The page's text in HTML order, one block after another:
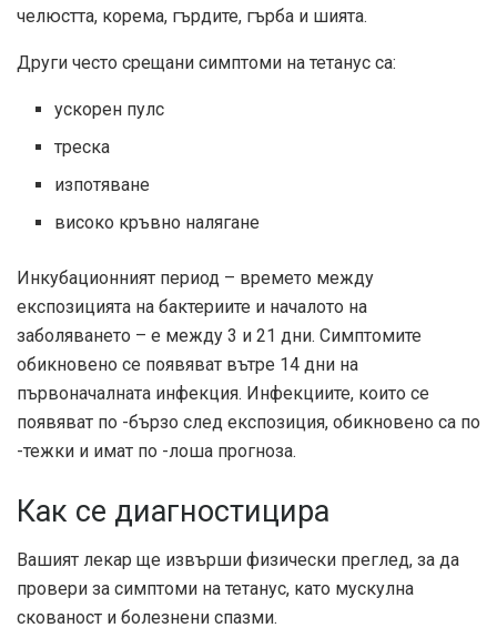
челюстта, корема, гърдите, гърба и шията.
Други често срещани симптоми на тетанус са:
ускорен пулс
треска
изпотяване
високо кръвно налягане
Инкубационният период – времето между
експозицията на бактериите и началото на
заболяването – е между 3 и 21 дни. Симптомите
обикновено се появяват вътре 14 дни на
първоначалната инфекция. Инфекциите, които се
появяват по -бързо след експозиция, обикновено са по
-тежки и имат по -лоша прогноза.
Как се диагностицира
Вашият лекар ще извърши физически преглед, за да
провери за симптоми на тетанус, като мускулна
скованост и болезнени спазми.